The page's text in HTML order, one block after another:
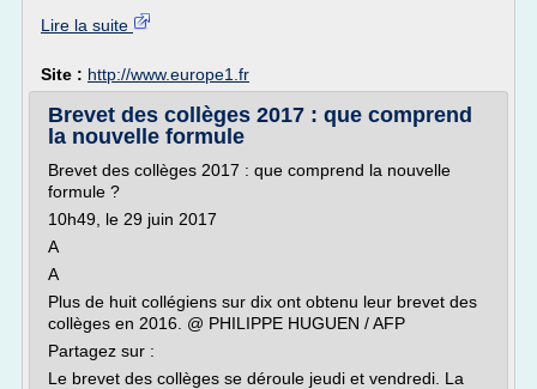
Lire la suite
Site : http://www.europe1.fr
Brevet des collèges 2017 : que comprend
la nouvelle formule
Brevet des collèges 2017 : que comprend la nouvelle
formule ?
10h49, le 29 juin 2017
A
A
Plus de huit collégiens sur dix ont obtenu leur brevet des
collèges en 2016. @ PHILIPPE HUGUEN / AFP
Partagez sur :
Le brevet des collèges se déroule jeudi et vendredi. La